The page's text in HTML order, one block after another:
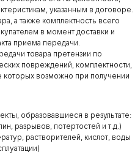
указанным в договоре.
а также комплектность всего
в момент доставки и
приема передачи.
товара претензии по
повреждений, комплектности,
которых возможно при получении
образовавшиеся в результате:
разрывов, потертостей и т.д.)
растворителей, кислот, воды